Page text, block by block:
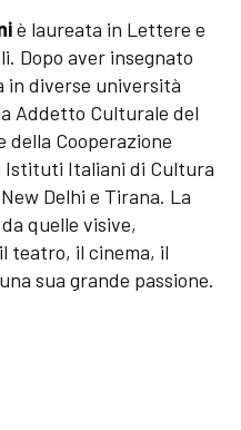
è laureata in Lettere e
Dopo aver insegnato
diverse università
Addetto Culturale del
Cooperazione
Istituti Italiani di Cultura
Delhi e Tirana. La
quelle visive,
teatro, il cinema, il
sua grande passione.